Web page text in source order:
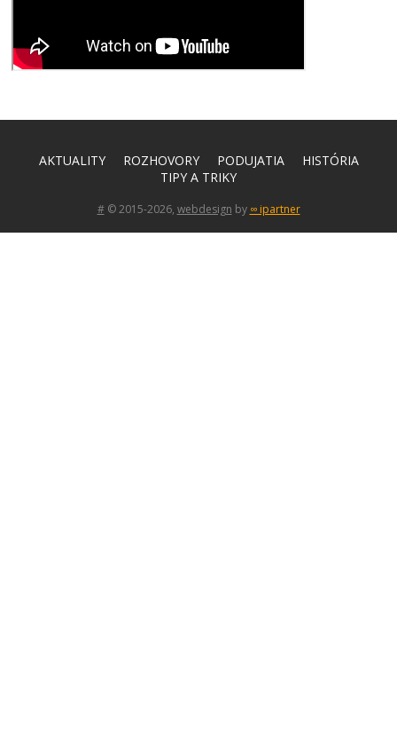
AKTUALITY ROZHOVORY PODUJATIA
HISTÓRIA
TIPY A TRIKY
#© 2015-2026, webdesign by ∞ ipartner